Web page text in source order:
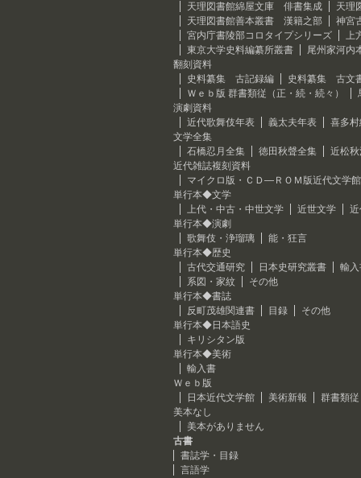
天理図書館綿屋文庫 俳書集成
天理
天理図書館善本叢書 漢籍之部
神宮
宮内庁書陵部コロタイプシリーズ
上
東京大学史料編纂所叢書
尾州家河内
翻刻資料
史料纂集 古記録編
史料纂集 古文
Ｗｅｂ版 群書類従（正・続・続々）
演劇資料
近代歌舞伎年表
義太夫年表
喜多
文学全集
石橋忍月全集
徳田秋聲全集
近松
近代雑誌複刻資料
マイクロ版・ＣＤ―ＲＯＭ版近代文学館
単行本◆文学
上代・中古・中世文学
近世文学
単行本◆演劇
歌舞伎・浄瑠璃
能・狂言
単行本◆歴史
古代交通研究
日本史研究叢書
輸
系図・家紋
その他
単行本◆書誌
反町茂雄関連書
目録
その他
単行本◆日本語史
キリシタン版
単行本◆美術
輸入書
Ｗｅｂ版
日本近代文学館
美術新報
群書類
美本なし
美本がありません
古書
書誌学・目録
言語学